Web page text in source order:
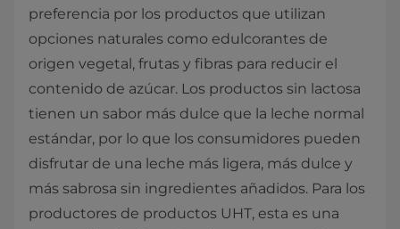
preferencia por los productos que utilizan
opciones naturales como edulcorantes de
origen vegetal, frutas y fibras para reducir el
contenido de azúcar. Los productos sin lactosa
tienen un sabor más dulce que la leche normal
estándar, por lo que los consumidores pueden
disfrutar de una leche más ligera, más dulce y
más sabrosa sin ingredientes añadidos. Para los
productores de productos UHT, esta es una